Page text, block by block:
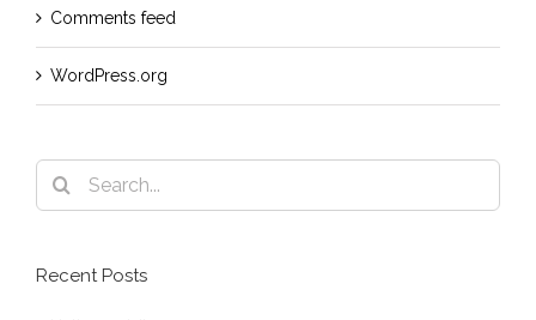
Comments feed
WordPress.org
Search
for:
Recent Posts